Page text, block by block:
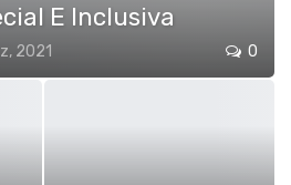
E Inclusiva
2021 0